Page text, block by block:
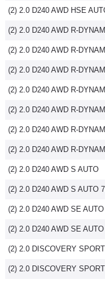
(2) 2.0 D240 AWD HSE
(2) 2.0 D240 AWD R-
(2) 2.0 D240 AWD R-
(2) 2.0 D240 AWD R-
(2) 2.0 D240 AWD R-
(2) 2.0 D240 AWD R-
(2) 2.0 D240 AWD R-
(2) 2.0 D240 AWD R-
(2) 2.0 D240 AWD S AUTO
(2) 2.0 D240 AWD S AUTO
(2) 2.0 D240 AWD SE AUTO
(2) 2.0 D240 AWD SE
(2) 2.0 DISCOVERY
(2) 2.0 DISCOVERY